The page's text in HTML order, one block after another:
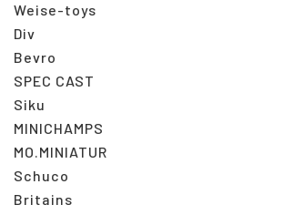
Weise-toys
Div
Bevro
SPEC CAST
Siku
MINICHAMPS
MO.MINIATUR
Schuco
Britains